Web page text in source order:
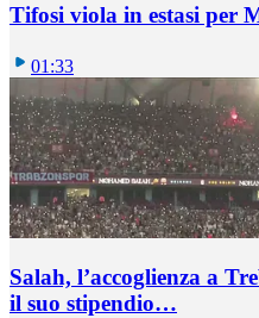
Tifosi viola in estasi per
01:33
Salah, l’accoglienza a
il suo stipendio…